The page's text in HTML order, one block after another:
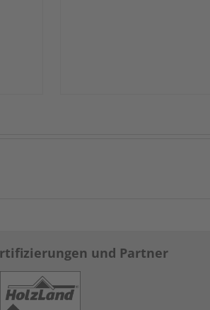
und Partner